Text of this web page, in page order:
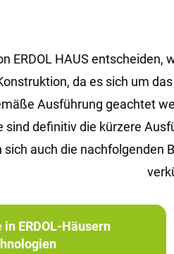
ERDOL HAUS
da es sich um
Ausführung geachtet
definitiv die kürzere
auch die nachfolgenden
ERDOL-Häusern